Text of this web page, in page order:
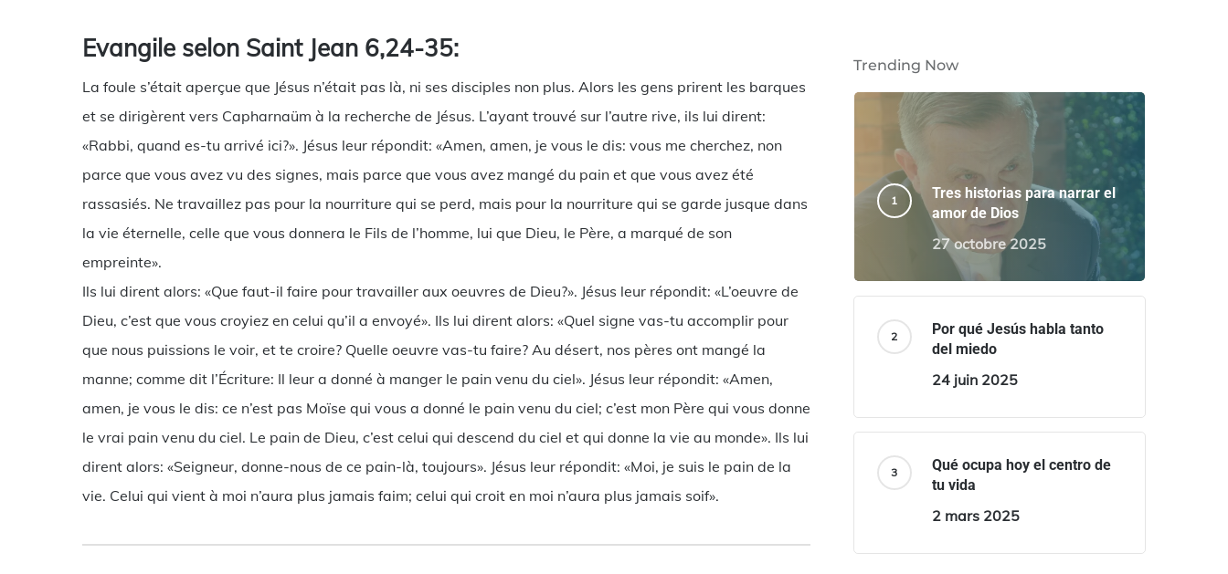
Evangile selon Saint Jean 6,24-35:
La foule s’était aperçue que Jésus n’était pas là, ni ses disciples non plus. Alors les gens prirent les barques
et se dirigèrent vers Capharnaüm à la recherche de Jésus. L’ayant trouvé sur l’autre rive, ils lui dirent:
«Rabbi, quand es-tu arrivé ici?». Jésus leur répondit: «Amen, amen, je vous le dis: vous me cherchez, non
parce que vous avez vu des signes, mais parce que vous avez mangé du pain et que vous avez été
rassasiés. Ne travaillez pas pour la nourriture qui se perd, mais pour la nourriture qui se garde jusque dans
la vie éternelle, celle que vous donnera le Fils de l’homme, lui que Dieu, le Père, a marqué de son
empreinte».
Ils lui dirent alors: «Que faut-il faire pour travailler aux oeuvres de Dieu?». Jésus leur répondit: «L’oeuvre de
Dieu, c’est que vous croyiez en celui qu’il a envoyé». Ils lui dirent alors: «Quel signe vas-tu accomplir pour
que nous puissions le voir, et te croire? Quelle oeuvre vas-tu faire? Au désert, nos pères ont mangé la
manne; comme dit l’Écriture: Il leur a donné à manger le pain venu du ciel». Jésus leur répondit: «Amen,
amen, je vous le dis: ce n’est pas Moïse qui vous a donné le pain venu du ciel; c’est mon Père qui vous donne
le vrai pain venu du ciel. Le pain de Dieu, c’est celui qui descend du ciel et qui donne la vie au monde». Ils lui
dirent alors: «Seigneur, donne-nous de ce pain-là, toujours». Jésus leur répondit: «Moi, je suis le pain de la
vie. Celui qui vient à moi n’aura plus jamais faim; celui qui croit en moi n’aura plus jamais soif».
Trending Now
Tres historias para narrar el
amor de Dios
27 octobre 2025
Por qué Jesús habla tanto
del miedo
24 juin 2025
Qué ocupa hoy el centro de
tu vida
2 mars 2025